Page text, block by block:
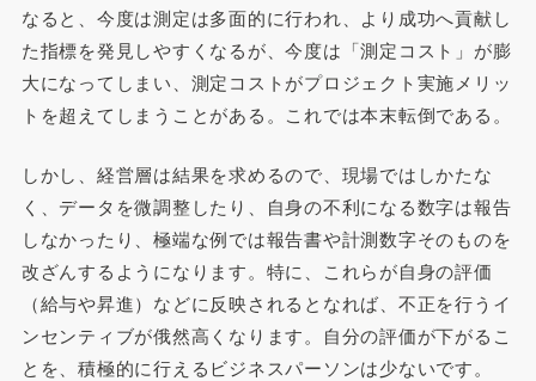
なると、今度は測定は多面的に行われ、より成功へ貢献し
た指標を発見しやすくなるが、今度は「測定コスト」が膨
大になってしまい、測定コストがプロジェクト実施メリッ
トを超えてしまうことがある。これでは本末転倒である。
しかし、経営層は結果を求めるので、現場ではしかたな
く、データを微調整したり、自身の不利になる数字は報告
しなかったり、極端な例では報告書や計測数字そのものを
改ざんするようになります。特に、これらが自身の評価
（給与や昇進）などに反映されるとなれば、不正を行うイ
ンセンティブが俄然高くなります。自分の評価が下がるこ
とを、積極的に行えるビジネスパーソンは少ないです。